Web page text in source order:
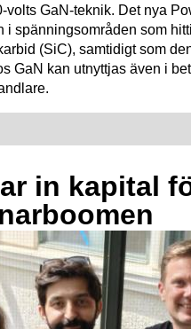
volts GaN-teknik. Det nya
i spänningsområden som
(SiC), samtidigt som
GaN kan utnyttjas även i
in kapital